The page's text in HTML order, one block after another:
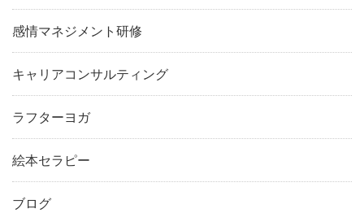
感情マネジメント研修
キャリアコンサルティング
ラフターヨガ
絵本セラピー
ブログ